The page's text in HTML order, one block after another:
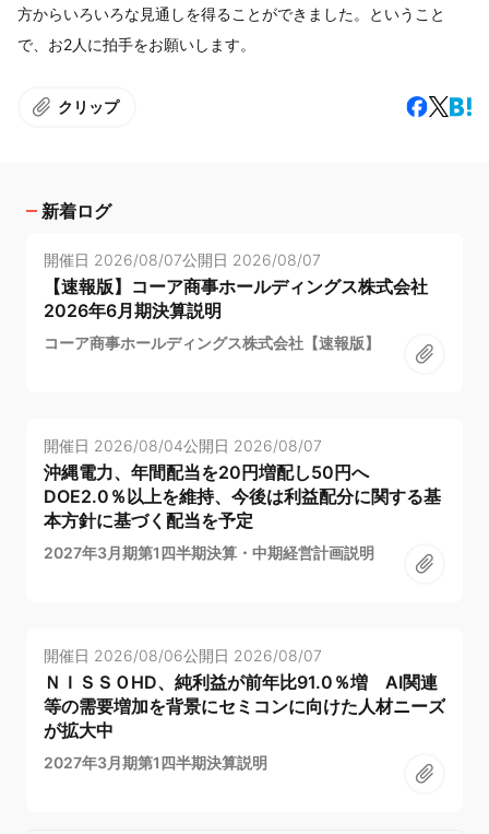
方からいろいろな見通しを得ることができました。ということ
で、お2人に拍手をお願いします。
クリップ
新着ログ
開催日 2026/08/07公開日 2026/08/07
【速報版】コーア商事ホールディングス株式会社
2026年6月期決算説明
コーア商事ホールディングス株式会社【速報版】
開催日 2026/08/04公開日 2026/08/07
沖縄電力、年間配当を20円増配し50円へ
DOE2.0％以上を維持、今後は利益配分に関する基
本方針に基づく配当を予定
2027年3月期第1四半期決算・中期経営計画説明
開催日 2026/08/06公開日 2026/08/07
ＮＩＳＳＯHD、純利益が前年比91.0％増 AI関連
等の需要増加を背景にセミコンに向けた人材ニーズ
が拡大中
2027年3月期第1四半期決算説明